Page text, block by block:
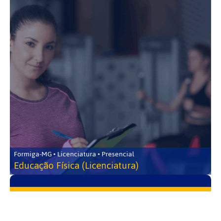
Formiga-MG • Licenciatura • Presencial
Educação Física (Licenciatura)